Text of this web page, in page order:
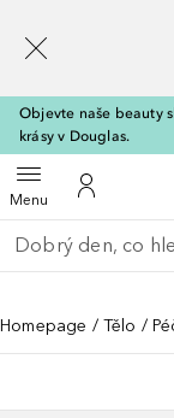
Objevte naše beauty
krásy v Douglas.
MenuOtevřít menuK mému účtu
Vraťte se
Proveďte vyhledávání
Homepage Tělo